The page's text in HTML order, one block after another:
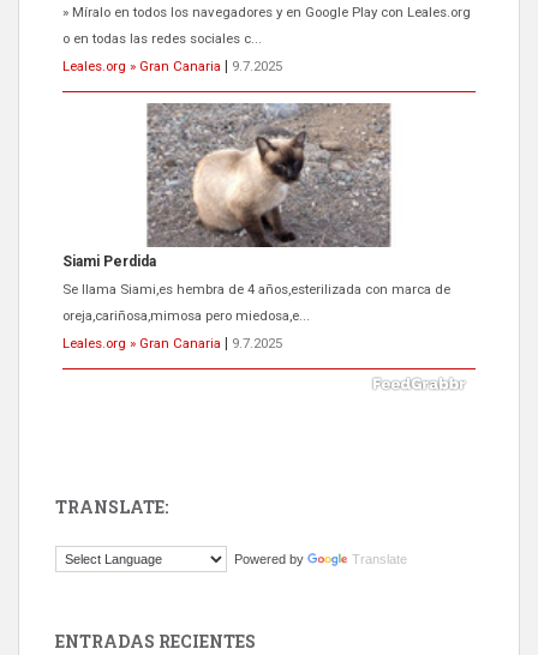
Se llama Siami,es hembra de 4 años,esterilizada con marca de
oreja,cariñosa,mimosa pero miedosa,e...
Leales.org » Gran Canaria
9.7.2025
ADOPCIÓN URGENTE GATA TEROR GRAN CANARIA
El ayuntamiento se va a llevar a Los Gatos callejeros de la zona los
próximos días, ella incluida...
Leales.org » Gran Canaria
9.7.2025
Este gato macho ha aparecido en la calle hace menos de un mes,
TRANSLATE:
Powered by Translate
ENTRADAS RECIENTES